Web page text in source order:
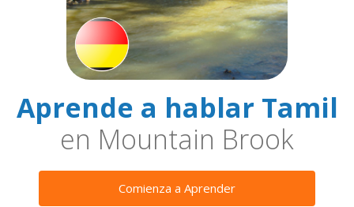
Aprende a hablar Tamil
en Mountain Brook
Comienza a Aprender